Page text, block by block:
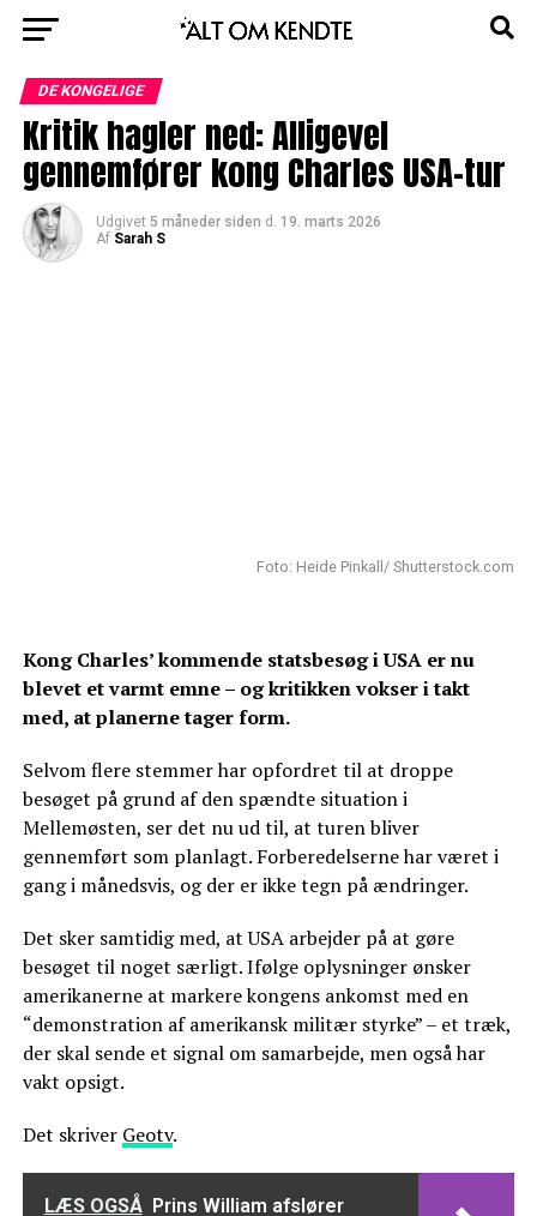
DE KONGELIGE
Kritik hagler ned: Alligevel
gennemfører kong Charles USA-tur
Udgivet 5 måneder siden d. 19. marts 2026
Af Sarah S
Foto: Heide Pinkall/ Shutterstock.com
Kong Charles’ kommende statsbesøg i USA er nu
blevet et varmt emne – og kritikken vokser i takt
med, at planerne tager form.
Selvom flere stemmer har opfordret til at droppe
besøget på grund af den spændte situation i
Mellemøsten, ser det nu ud til, at turen bliver
gennemført som planlagt. Forberedelserne har været i
gang i månedsvis, og der er ikke tegn på ændringer.
Det sker samtidig med, at USA arbejder på at gøre
besøget til noget særligt. Ifølge oplysninger ønsker
amerikanerne at markere kongens ankomst med en
“demonstration af amerikansk militær styrke” – et træk,
der skal sende et signal om samarbejde, men også har
vakt opsigt.
Det skriver Geotv.
LÆS OGSÅ Prins William afslører